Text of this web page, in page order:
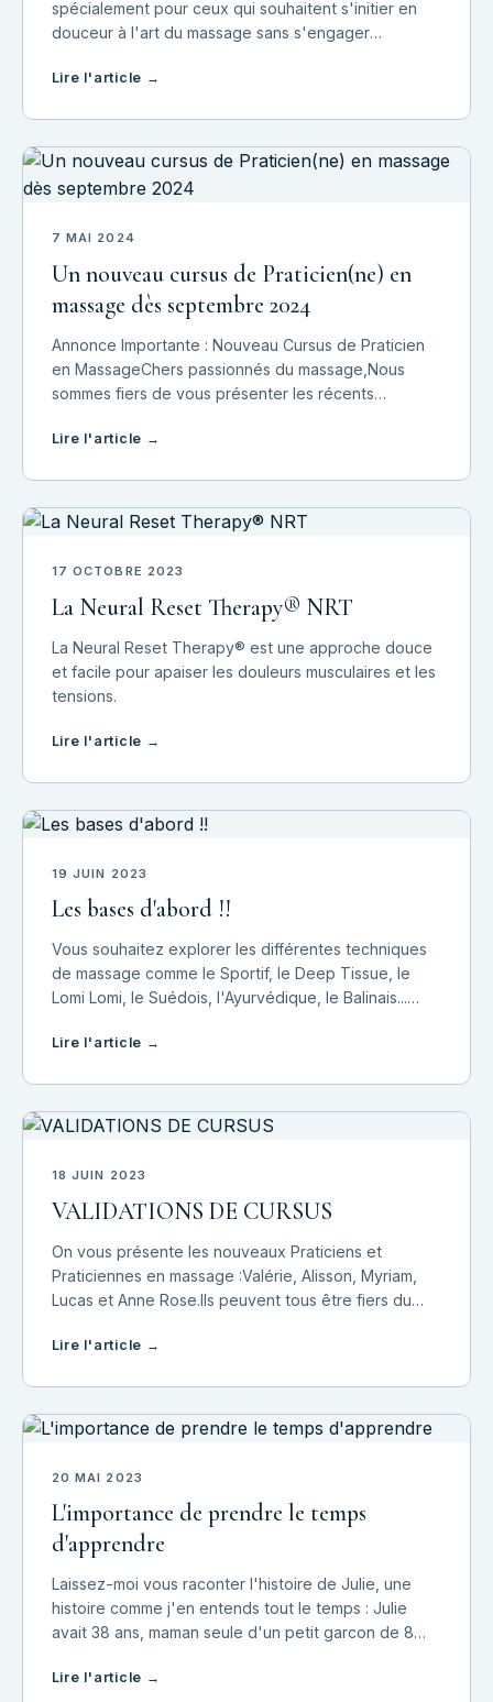
spécialement pour ceux qui souhaitent s'initier en
douceur à l'art du massage sans s'engager
module est parfait pour ceux qui désirent apprendre
Lire l'article →
7 MAI 2024
Un nouveau cursus de Praticien(ne) en
massage dès septembre 2024
Annonce Importante : Nouveau Cursus de Praticien
en MassageChers passionnés du massage,Nous
sommes fiers de vous présenter les récents
Notre cursus de praticien en massage a été repensé
Lire l'article →
17 OCTOBRE 2023
La Neural Reset Therapy® NRT
La Neural Reset Therapy® est une approche douce
et facile pour apaiser les douleurs musculaires et les
tensions.
Lire l'article →
19 JUIN 2023
Les bases d'abord !!
Vous souhaitez explorer les différentes techniques
de massage comme le Sportif, le Deep Tissue, le
Lomi Lomi, le Suédois, l'Ayurvédique, le Balinais...
demande de suivre le module Techniques Fondamen
Lire l'article →
18 JUIN 2023
VALIDATIONS DE CURSUS
On vous présente les nouveaux Praticiens et
Praticiennes en massage :Valérie, Alisson, Myriam,
Lucas et Anne Rose.Ils peuvent tous être fiers du
beaucoup de succès. C'était un plaisir d
Lire l'article →
20 MAI 2023
L'importance de prendre le temps
d'apprendre
Laissez-moi vous raconter l'histoire de Julie, une
histoire comme j'en entends tout le temps : Julie
avait 38 ans, maman seule d'un petit garcon de 8
par une vraie envie de donner aux autres.
Lire l'article →